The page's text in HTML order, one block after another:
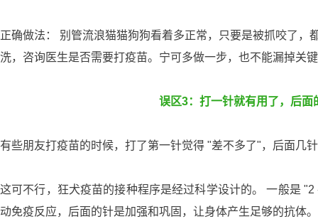
正确做法： 别管流浪猫猫狗狗看着多正常，只要是被抓咬了，
洗，咨询医生是否需要打疫苗。宁可多做一步，也不能漏掉关
误区3：打一针就有用了，后面
有些朋友打疫苗的时候，打了第一针觉得 "差不多了"，后面几
这可不行，狂犬疫苗的接种程序是经过科学设计的。 一般是
动免疫反应，后面的针是加强和巩固，让身体产生足够的抗体。